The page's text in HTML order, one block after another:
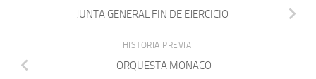
JUNTA GENERAL FIN DE EJERCICIO
HISTORIA PREVIA
ORQUESTA MONACO